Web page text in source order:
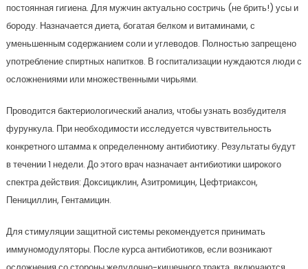
постоянная гигиена. Для мужчин актуально состричь (не брить!) усы и
бороду. Назначается диета, богатая белком и витаминами, с
уменьшенным содержанием соли и углеводов. Полностью запрещено
употребление спиртных напитков. В госпитализации нуждаются люди с
осложнениями или множественными чирьями.
Проводится бактериологический анализ, чтобы узнать возбудителя
фурункула. При необходимости исследуется чувствительность
конкретного штамма к определенному антибиотику. Результаты будут
в течении 1 недели. До этого врач назначает антибиотики широкого
спектра действия: Доксициклин, Азитромицин, Цефтриаксон,
Пенициллин, Гентамицин.
Для стимуляции защитной системы рекомендуется принимать
иммуномодуляторы. После курса антибиотиков, если возникают